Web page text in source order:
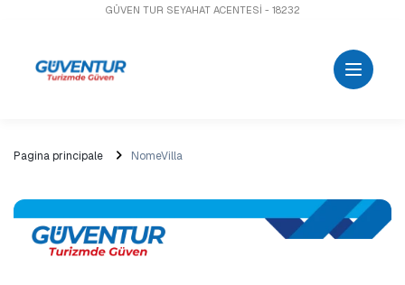
GÜVEN TUR SEYAHAT ACENTESİ - 18232
Pagina principale NomeVilla